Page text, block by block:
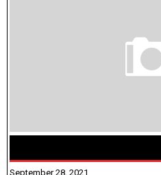
September 28, 2021